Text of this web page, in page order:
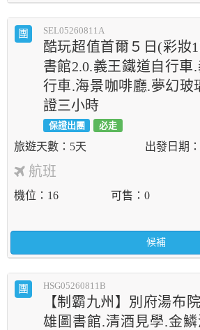
團 SEL05260811A
酷玩超值首爾５日(彩妝
書館2.0.義王鐵道自行車
行車.海景咖啡廳.夢幻玻
證三小時
保證出團 必走
5天
航班
機位 16 可售 0
候補
團 HSG05260811B
【制霸九州】別府湯布
雄圖書館.清酒見學.金鱗